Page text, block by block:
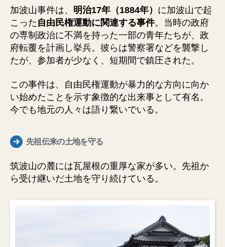
加波山事件は、 明治17年（1884年） に加波山で起
こった 自由民権運動に関連する事件。当時の政府
の専制政治に不満を持った一部の青年たちが、政
府転覆を計画し挙兵。彼らは警察署などを襲撃し
たが、参加者が少なく、短期間で鎮圧された。
この事件は、自由民権運動が暴力的な方向に向か
い始めたことを示す象徴的な出来事として有名。
今でも地元の人々は語り繋いでいる。
先祖伝来の土地を守る
筑波山の麓には瓦屋根の重厚な家が多い。先祖か
ら受け継いだ土地を守り続けている。